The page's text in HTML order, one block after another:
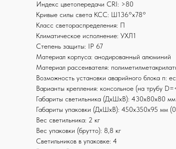
Индекс цветопередачи СRI: >80
Кривые силы света КСС: Ш136°х78°
Класс светораспределения: П
Климатическое исполнение: УХЛ1
Степень защиты: IP 67
Материал корпуса: анодированный алюминий
Материал рассеивателя:
Возможность установки аварийного блока п:
Варианты крепления: консольное (на трубу
Габариты светильника (ДхШхВ): 430x80x80 мм
Габариты упаковки (ДхШхВ): 450x350x95 мм
Вес светильника: 2 кг
Вес упаковки (брутто): 8,8 кг
Светильников в упаковке: 4